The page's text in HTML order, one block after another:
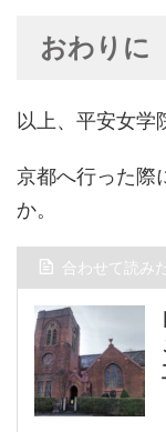
おわりに
以上、平安女学
京都へ行った際
か。
合わせて読み